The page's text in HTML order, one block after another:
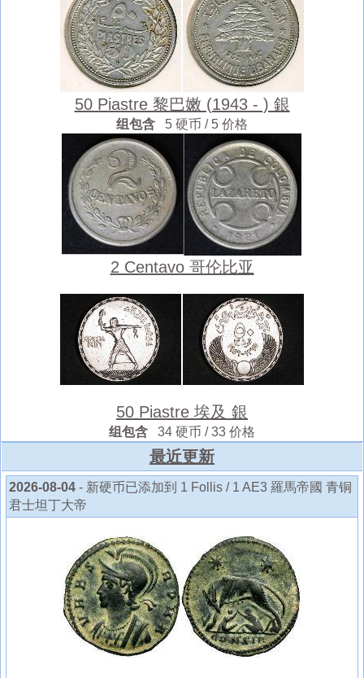
50 Piastre 黎巴嫩 (1943 - ) 銀
组包含 5 硬币 / 5 价格
2 Centavo 哥伦比亚
50 Piastre 埃及 銀
组包含 34 硬币 / 33 价格
最近更新
2026-08-04 - 新硬币已添加到 1 Follis / 1 AE3 羅馬帝國 青铜
君士坦丁大帝